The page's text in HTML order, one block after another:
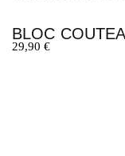
BLOC
29,90 €